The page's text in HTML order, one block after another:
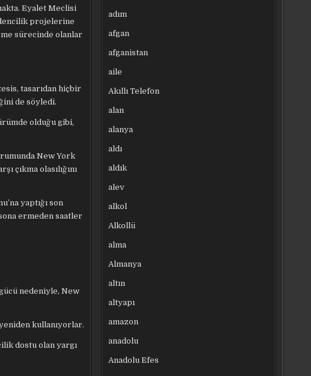
Eyalet Meclisi
projelerine
sürecinde olanlar
tasarıdan hiçbir
de söyledi.
olduğu gibi,
New York
çıkma olasılığını
yaptığı son
ermeden saatler
nedeniyle, New
kullanıyorlar.
dostu olan yargı
adım
afgan
afganistan
aile
Akıllı Telefon
alan
alanya
aldı
aldık
alev
alkol
Alkollü
alma
Almanya
altın
altyapı
amazon
anadolu
Anadolu Efes